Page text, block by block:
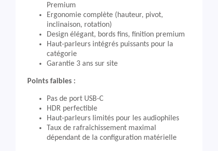
Premium
Ergonomie complète (hauteur, pivot,
inclinaison, rotation)
Design élégant, bords fins, finition premium
Haut-parleurs intégrés puissants pour la
catégorie
Garantie 3 ans sur site
Points faibles :
Pas de port USB-C
HDR perfectible
Haut-parleurs limités pour les audiophiles
Taux de rafraîchissement maximal
dépendant de la configuration matérielle